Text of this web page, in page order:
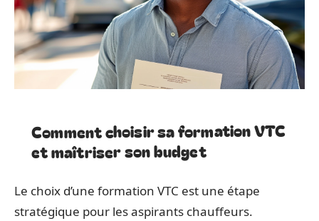
Comment choisir sa formation VTC
et maîtriser son budget
Le choix d’une formation VTC est une étape
stratégique pour les aspirants chauffeurs.